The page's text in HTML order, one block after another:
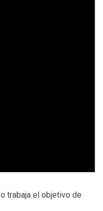
trabaja el objetivo de